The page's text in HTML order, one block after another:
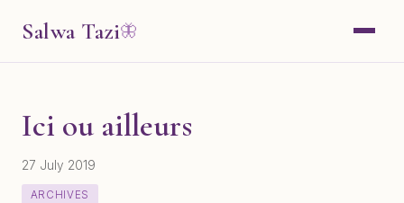
Salwa Tazi🦋
Ici ou ailleurs
27 July 2019
ARCHIVES